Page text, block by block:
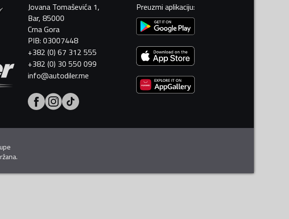
Jovana Tomaševića 1,
Bar, 85000
Crna Gora
PIB: 03007448
+382 (0) 67 312 555
+382 (0) 30 550 099
info@autodiler.me
Preuzmi aplikaciju: